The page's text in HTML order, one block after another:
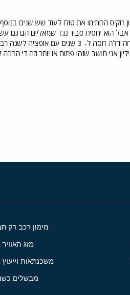
הוא יחסית סביר נגד שמאליים הם גם
משפחה ארוך לא משהו חשוב הרוקיס גם החתימו
מימון רכב רק
מזג האוויר
משכנתאות וייעוץ
מבשלים